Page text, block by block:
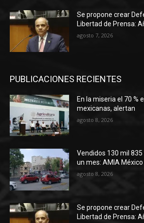
Se propone crear
Libertad de Prensa:
agosto 7, 2026
PUBLICACIONES RECIENTES
En la miseria el 70 %
mexicanas, alertan
agosto 8, 2026
Vendidos 130 mil
un mes: AMIA México
agosto 8, 2026
Se propone crear
Libertad de Prensa: